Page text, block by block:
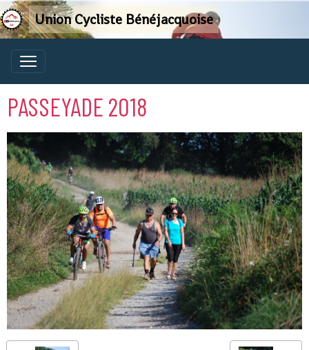
Union Cycliste Bénéjacquoise
PASSEYADE 2018